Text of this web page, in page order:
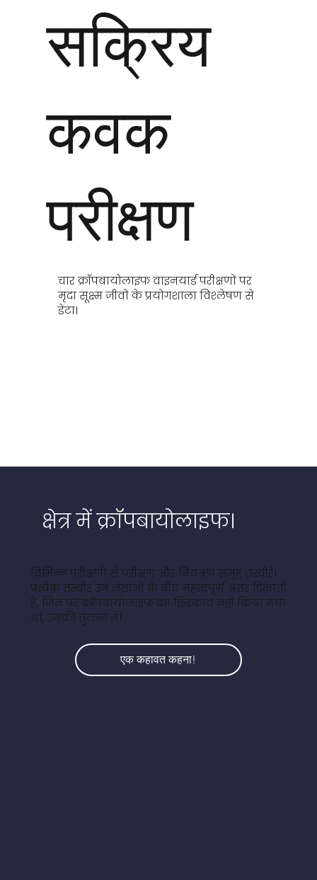
सक्रिय
कवक
परीक्षण
चार क्रॉपबायोलाइफ वाइनयार्ड परीक्षणों पर
मृदा सूक्ष्म जीवों के प्रयोगशाला विश्लेषण से
डेटा।
क्षेत्र में क्रॉपबायोलाइफ।
विभिन्न परीक्षणों से परीक्षण और नियंत्रण समूह तस्वीरें।
प्रत्येक तस्वीर उन लताओं के बीच महत्वपूर्ण अंतर दिखाती
है, जिन पर क्रॉपबायोलाइफ का छिड़काव नहीं किया गया
था, उनकी तुलना में।
एक कहावत कहना!